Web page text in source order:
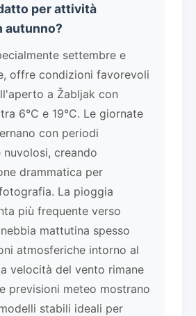
per attività
autunno?
settembre e
offre condizioni favorevoli
a Žabljak con
6°C e 19°C. Le giornate
con periodi
nuvolosi, creando
drammatica per
La pioggia
più frequente verso
mattutina spesso
atmosferiche intorno al
velocità del vento rimane
previsioni meteo mostrano
stabili ideali per